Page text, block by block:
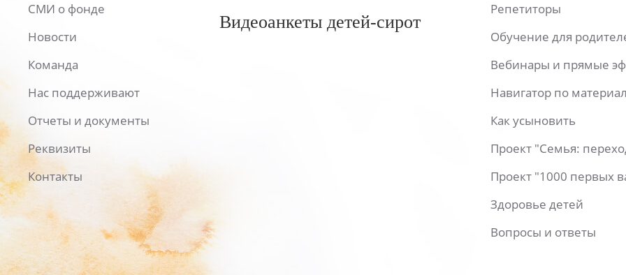
СМИ о фонде
Новости
Команда
Нас поддерживают
Отчеты и документы
Реквизиты
Контакты
Видеоанкеты детей-сирот
Репетиторы
Обучение для
Вебинары и прямые
Навигатор по
Как усыновить
Проект "Семья:
Проект "1000 первых
Здоровье детей
Вопросы и ответы